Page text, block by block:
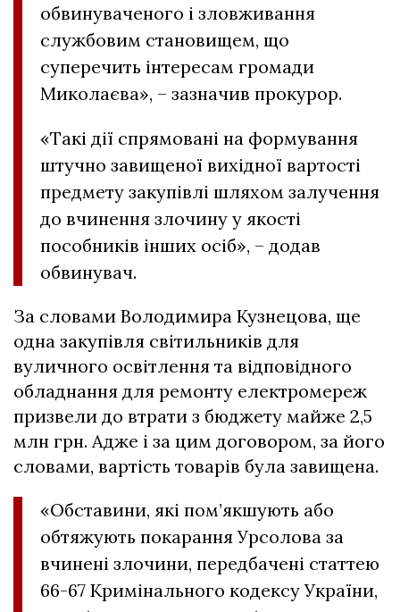
обвинуваченого і зловживання
службовим становищем, що
суперечить інтересам громади
Миколаєва», – зазначив прокурор.
«Такі дії спрямовані на формування
штучно завищеної вихідної вартості
предмету закупівлі шляхом залучення
до вчинення злочину у якості
пособників інших осіб», – додав
обвинувач.
За словами Володимира Кузнецова, ще
одна закупівля світильників для
вуличного освітлення та відповідного
обладнання для ремонту електромереж
призвели до втрати з бюджету майже 2,5
млн грн. Адже і за цим договором, за його
словами, вартість товарів була завищена.
«Обставини, які пом’якшують або
обтяжують покарання Урсолова за
вчинені злочини, передбачені статтею
66-67 Кримінального кодексу України,